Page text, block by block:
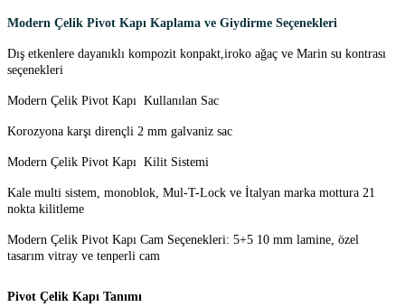
Modern Çelik Pivot Kapı Kaplama ve Giydirme Seçenekleri
Dış etkenlere dayanıklı kompozit konpakt,iroko ağaç ve Marin su kontrası
seçenekleri
Modern Çelik Pivot Kapı Kullanılan Sac
Korozyona karşı dirençli 2 mm galvaniz sac
Modern Çelik Pivot Kapı Kilit Sistemi
Kale multi sistem, monoblok, Mul-T-Lock ve İtalyan marka mottura 21
nokta kilitleme
Modern Çelik Pivot Kapı Cam Seçenekleri: 5+5 10 mm lamine, özel
tasarım vitray ve tenperli cam
Pivot Çelik Kapı Tanımı